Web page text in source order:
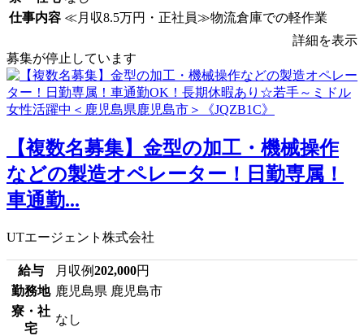
仕事内容 ≪月収8.5万円・正社員≫物流倉庫での軽作業
詳細を表示
募集が停止しています
【複数名募集】金型の加工・機械操作
などの製造オペレーター！日勤専属！
車通勤...
UTエージェント株式会社
給与 月収例202,000円
勤務地 鹿児島県 鹿児島市
寮・社
宅
なし